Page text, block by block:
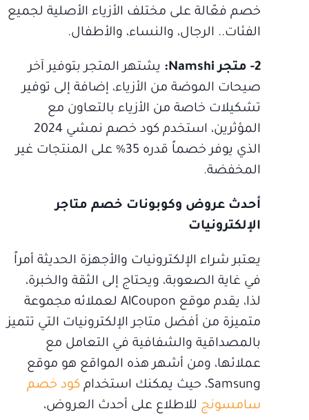
خصم فعّالة على مختلف الأزياء الأصلية لجميع
الفئات.. الرجال، والنساء، والأطفال.
2- متجر Namshi:
يشتهر المتجر بتوفير آخر
صيحات الموضة من الأزياء، إضافة إلى توفير
تشكيلات خاصة من الأزياء بالتعاون مع
المؤثرين، استخدم كود خصم نمشي 2024
الذي يوفر خصماً قدره 35% على المنتجات غير
المخفضة.
أحدث عروض وكوبونات خصم متاجر
الإلكترونيات
يعتبر شراء الإلكترونيات والأجهزة الحديثة أمراً
في غاية الصعوبة، ويحتاج إلى الثقة والخبرة،
لذا، يقدم موقع AlCoupon لعملائه مجموعة
متميزة من أفضل متاجر الإلكترونيات التي تتميز
بالمصداقية والشفافية في التعامل مع
عملائها، ومن أشهر هذه المواقع هو موقع
Samsung، حيث يمكنك استخدام
كود خصم
سامسونج للاطلاع على أحدث العروض،